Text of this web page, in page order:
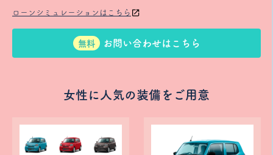
ローンシミュレーションはこちら
無料 お問い合わせはこちら
女性に人気の装備をご用意